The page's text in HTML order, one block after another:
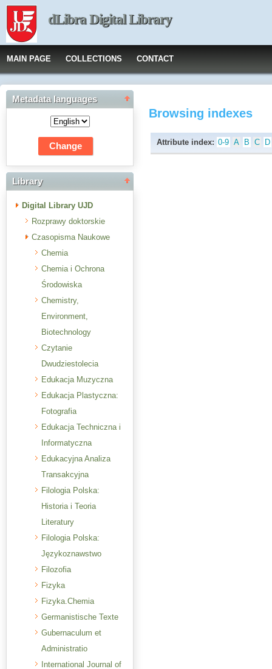
dLibra Digital Library
MAIN PAGE COLLECTIONS CONTACT
Metadata languages
Library
Digital Library UJD
Rozprawy doktorskie
Czasopisma Naukowe
Chemia
Chemia i Ochrona
Środowiska
Chemistry,
Environment,
Biotechnology
Czytanie
Dwudziestolecia
Edukacja Muzyczna
Edukacja Plastyczna:
Fotografia
Edukacja Techniczna i
Informatyczna
Edukacyjna Analiza
Transakcyjna
Filologia Polska:
Historia i Teoria
Literatury
Filologia Polska:
Językoznawstwo
Filozofia
Fizyka
Fizyka.Chemia
Germanistische Texte
Gubernaculum et
Administratio
International Journal of
Browsing indexes
Attribute index: 0-9 A B C D